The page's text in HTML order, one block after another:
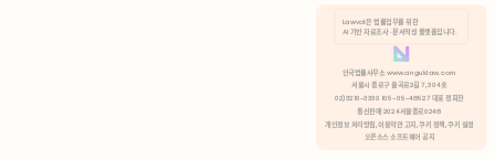
분석 쿠키 허용
Lawvot은 법률업무를 위한
AI 기반 자료조사 · 문서작성 플랫폼입니다.
안국법률사무소 www.anguklaw.com
서울시 종로구 율곡로2길 7, 304호
02)3210-3330 105-05-48527 대표 정희찬
통신판매 2024서울종로0248
개인정보 처리방침, 이용약관 고지, 쿠키 정책, 쿠키 설정
오픈소스 소프트웨어 공지